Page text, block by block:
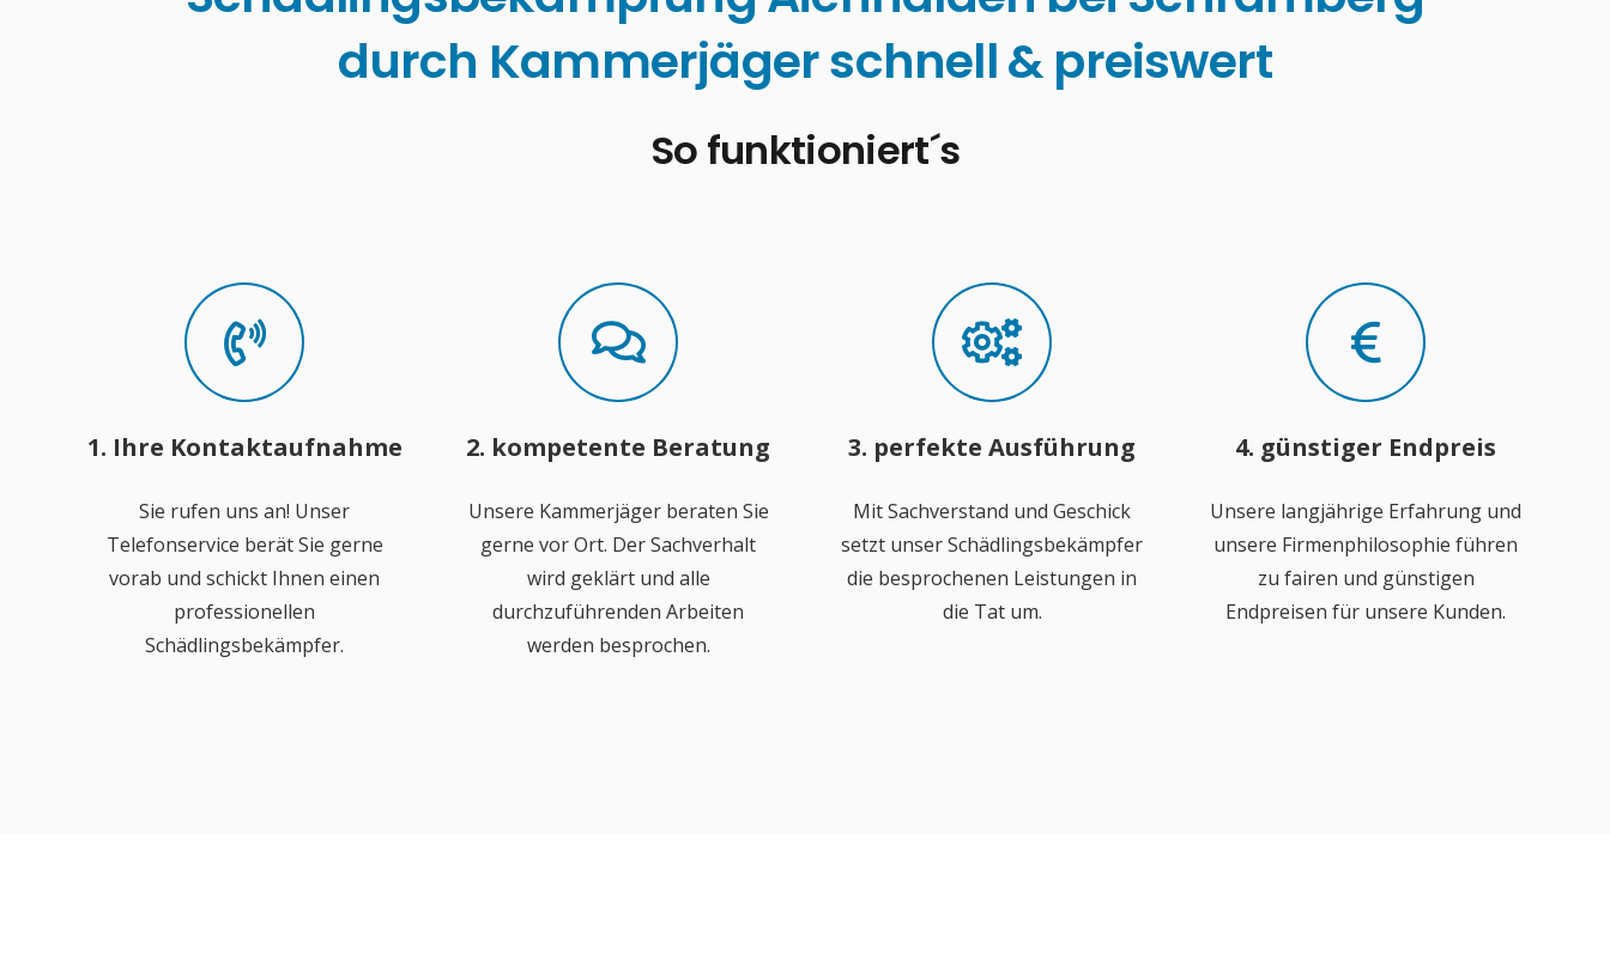
durch Kammerjäger schnell & preiswert
So funktioniert´s
1. Ihre Kontaktaufnahme
Sie rufen uns an! Unser
Telefonservice berät Sie gerne
vorab und schickt Ihnen einen
professionellen
Schädlingsbekämpfer.
2. kompetente Beratung
Unsere Kammerjäger beraten Sie
gerne vor Ort. Der Sachverhalt
wird geklärt und alle
durchzuführenden Arbeiten
werden besprochen.
3. perfekte Ausführung
Mit Sachverstand und Geschick
setzt unser Schädlingsbekämpfer
die besprochenen Leistungen in
die Tat um.
4. günstiger Endpreis
Unsere langjährige Erfahrung und
unsere Firmenphilosophie führen
zu fairen und günstigen
Endpreisen für unsere Kunden.